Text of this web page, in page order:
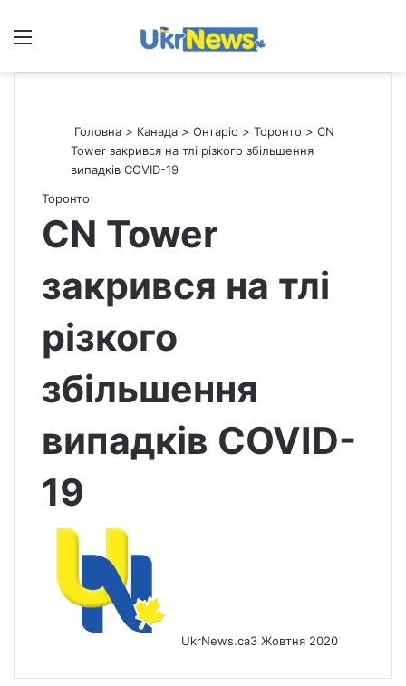
Меню
Головна > Канада > Онтаріо > Торонто > CN
Tower закрився на тлі різкого збільшення
випадків COVID-19
Торонто
CN Tower
закрився на тлі
різкого
збільшення
випадків COVID-
19
UkrNews.ca3 Жовтня 2020